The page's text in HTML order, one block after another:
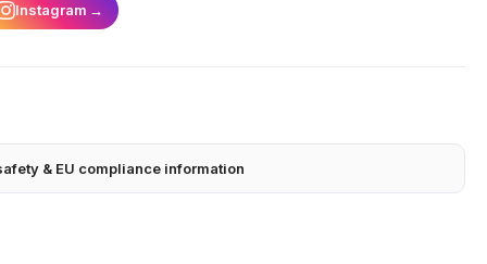
Instagram →
& EU compliance information